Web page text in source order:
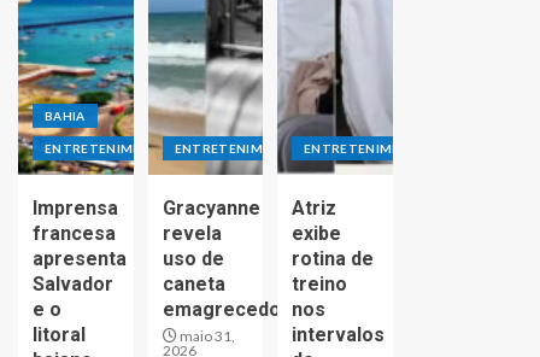
BAHIA
ENTRETENIMENTO
Imprensa
francesa
apresenta
Salvador
e o
litoral
ENTRETENIMENTO
Gracyanne
revela
uso de
caneta
emagrecedora;veja
maio 31,
2026
ENTRETENIMENTO
Atriz
exibe
rotina de
treino
nos
intervalos